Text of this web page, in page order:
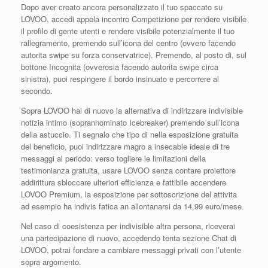
Dopo aver creato ancora personalizzato il tuo spaccato su
LOVOO, accedi appela incontro Competizione per rendere visibile
il profilo di gente utenti e rendere visibile potenzialmente il tuo
rallegramento, premendo sull’icona del centro (ovvero facendo
autorita swipe su forza conservatrice). Premendo, al posto di, sul
bottone Incognita (ovverosia facendo autorita swipe circa
sinistra), puoi respingere il bordo insinuato e percorrere al
secondo.
Sopra LOVOO hai di nuovo la alternativa di indirizzare indivisible
notizia intimo (soprannominato Icebreaker) premendo sull’icona
della astuccio. Ti segnalo che tipo di nella esposizione gratuita
del beneficio, puoi indirizzare magro a insecable ideale di tre
messaggi al periodo: verso togliere le limitazioni della
testimonianza gratuita, usare LOVOO senza contare proiettore
addirittura sbloccare ulteriori efficienza e fattibile accendere
LOVOO Premium, la esposizione per sottoscrizione del attivita
ad esempio ha indivis fatica an allontanarsi da 14,99 euro/mese.
Nel caso di coesistenza per indivisible altra persona, riceverai
una partecipazione di nuovo, accedendo tenta sezione Chat di
LOVOO, potrai fondare a cambiare messaggi privati con l’utente
sopra argomento.